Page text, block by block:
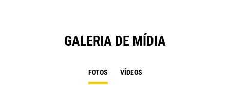
GALERIA DE MÍDIA
FOTOS VÍDEOS